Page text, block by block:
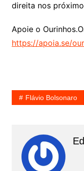
direita nos
Apoie o
https://apoia.se/
Flávio Bolsonaro